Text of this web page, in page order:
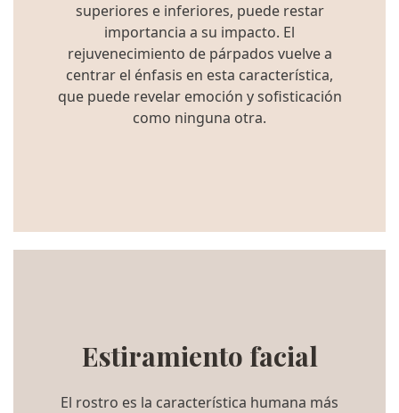
superiores e inferiores, puede restar
importancia a su impacto. El
rejuvenecimiento de párpados vuelve a
centrar el énfasis en esta característica,
que puede revelar emoción y sofisticación
como ninguna otra.
Estiramiento facial
El rostro es la característica humana más